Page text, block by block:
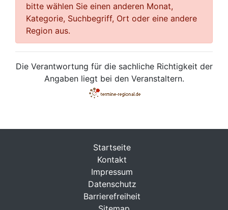
bitte wählen Sie einen anderen Monat,
Kategorie, Suchbegriff, Ort oder eine andere
Region aus.
Die Verantwortung für die sachliche Richtigkeit der
Angaben liegt bei den Veranstaltern.
Startseite
Kontakt
Impressum
Datenschutz
Barrierefreiheit